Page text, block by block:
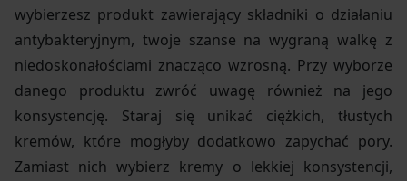
wybierzesz produkt zawierający składniki o działaniu
antybakteryjnym, twoje szanse na wygraną walkę z
niedoskonałościami znacząco wzrosną. Przy wyborze
danego produktu zwróć uwagę również na jego
konsystencję. Staraj się unikać ciężkich, tłustych
kremów, które mogłyby dodatkowo zapychać pory.
Zamiast nich wybierz kremy o lekkiej konsystencji,